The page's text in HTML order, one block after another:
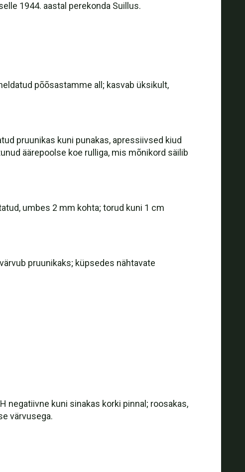
1944. aastal perekonda Suillus.
põõsastamme all; kasvab üksikult,
pruunikas kuni punakas, apressiivsed kiud
äärepoolse koe rulliga, mis mõnikord säilib
umbes 2 mm kohta; torud kuni 1 cm
pruunikaks; küpsedes nähtavate
negatiivne kuni sinakas korki pinnal; roosakas,
värvusega.